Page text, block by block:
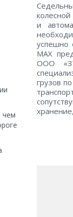
чем
и
успешно
MAX
ООО
грузов